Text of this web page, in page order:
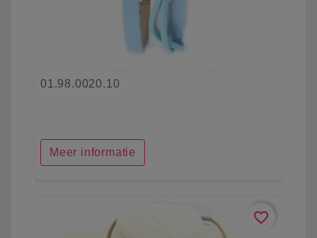
01.98.0020.10
Meer informatie
favorite_border